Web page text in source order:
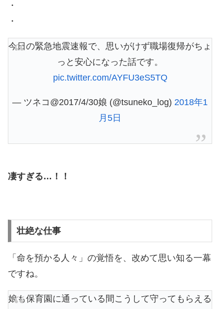
・
・
今日の緊急地震速報で、思いがけず職場復帰がちょ
っと安心になった話です。
pic.twitter.com/AYFU3eS5TQ
— ツネコ@2017/4/30娘 (@tsuneko_log) 2018年1
月5日
凄すぎる…！！
壮絶な仕事
「命を預かる人々」の覚悟を、改めて思い知る一幕
ですね。
娘も保育園に通っている間こうして守ってもらえる